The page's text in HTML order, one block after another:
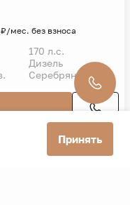
₽/мес. без взноса
170 л.с.
Дизель
Серебряный
Принять